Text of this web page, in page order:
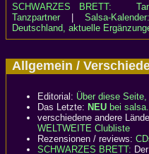
SCHWARZES BRETT:
Tanzpartner| Salsa-
Deutschland, aktuelle
Allgemein /
Editorial: Über diese Seite,
Das Letzte: NEU bei
verschiedene andere
WELTWEITE Clubliste
Rezensionen / reviews:
SCHWARZES BRETT: Der